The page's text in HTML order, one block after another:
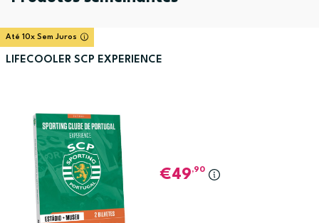
Até 10x Sem Juros
LIFECOOLER SCP EXPERIENCE
49,90